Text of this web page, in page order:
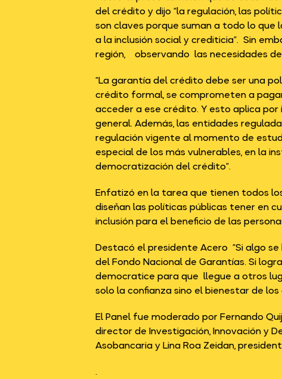
del crédito y dijo “la regulación, las
son claves porque suman a todo lo
a la inclusión social y crediticia”. Sin
región, observando las necesidades
“La garantía del crédito debe ser una
crédito formal, se comprometen a
acceder a ese crédito. Y esto aplica
general. Además, las entidades
regulación vigente al momento de
especial de los más vulnerables, en la
democratización del crédito”.
Enfatizó en la tarea que tienen todos
diseñan las políticas públicas tener en
inclusión para el beneficio de las
Destacó el presidente Acero “Si algo
del Fondo Nacional de Garantías. Si
democratice para que llegue a otros
solo la confianza sino el bienestar de los
El Panel fue moderado por Fernando
director de Investigación, Innovación y
Asobancaria y Lina Roa Zeidan,
.